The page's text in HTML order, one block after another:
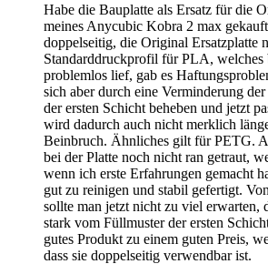
Habe die Bauplatte als Ersatz für die
meines Anycubic Kobra 2 max
doppelseitig, die Original Ersatzplatte
Standarddruckprofil für PLA, welches
problemlos lief, gab es
sich aber durch eine Verminderung
der ersten Schicht beheben und jetzt
wird dadurch auch nicht merklich
Beinbruch. Ähnliches gilt für PETG.
bei der Platte noch nicht ran getraut,
wenn ich erste Erfahrungen gemacht
gut zu reinigen und stabil gefertigt.
sollte man jetzt nicht zu viel erwarten,
stark vom Füllmuster der ersten
gutes Produkt zu einem guten Preis,
dass sie doppelseitig verwendbar ist.